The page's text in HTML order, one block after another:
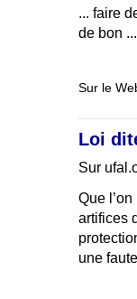
... faire
de bon ...
Sur le
Loi
Sur
Que
artifices
une